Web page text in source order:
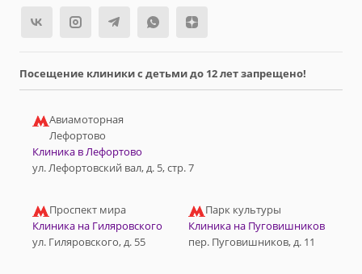
Посещение клиники с детьми до 12 лет запрещено!
Авиамоторная
Лефортово
Клиника в Лефортово
ул. Лефортовский вал, д. 5, стр. 7
Проспект мира
Клиника на Гиляровского
ул. Гиляровского, д. 55
Парк культуры
Клиника на Пуговишников
пер. Пуговишников, д. 11